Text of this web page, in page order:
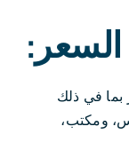
بما في ذلك
ومكتب،